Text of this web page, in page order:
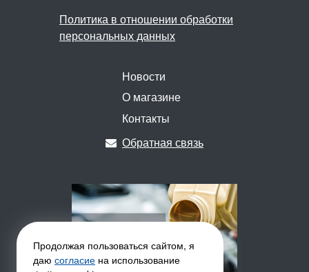
Продолжая пользоваться сайтом, я
даю согласие на использование
Политика в отношении обработки
персональных данных
Новости
О магазине
Контакты
Обратная связь